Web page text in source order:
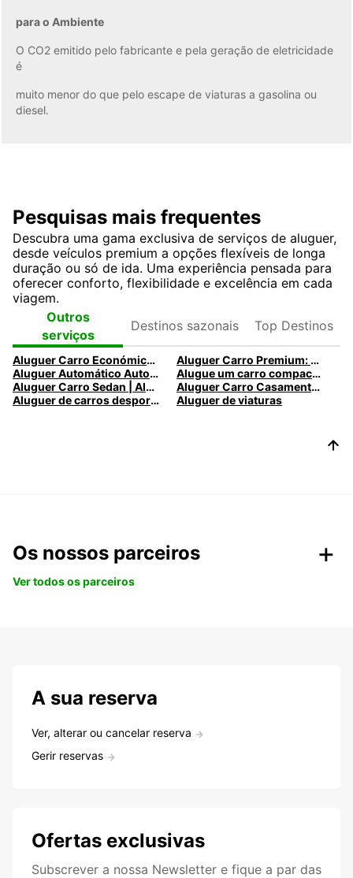
para o Ambiente
O CO2 emitido pelo fabricante e pela geração de eletricidade
é
muito menor do que pelo escape de viaturas a gasolina ou
diesel.
Pesquisas mais frequentes
Descubra uma gama exclusiva de serviços de aluguer,
desde veículos premium a opções flexíveis de longa
duração ou só de ida. Uma experiência pensada para
oferecer conforto, flexibilidade e excelência em cada
viagem.
Outros
serviços
sazonais
Destinos
Aluguer Carro Económico com a Europcar
Aluguer Carro Premium: Viaje no automóvel dos seus sonhos
Aluguer Automático Automóveis com a Europcar
Alugue um carro compacto com a Europcar.
Aluguer Carro Sedan | Alugue um carro Sedan com a Europcar
Aluguer Carro Casamento | Aluguer de carros para casamentos
Aluguer de carros desportivos
Aluguer de viaturas
Os nossos parceiros
Ver todos os parceiros
A sua reserva
Ver, alterar ou cancelar reserva
Gerir reservas
Ofertas exclusivas
Subscrever a nossa Newsletter e fique a par das